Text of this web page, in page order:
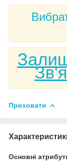
Приховати
Основні